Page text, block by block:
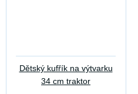
Dětský kufřík na výtvarku
34 cm traktor